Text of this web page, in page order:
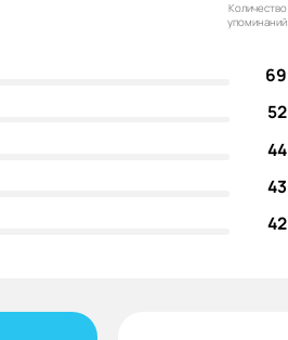
Количество
упоминаний
69
52
44
43
42